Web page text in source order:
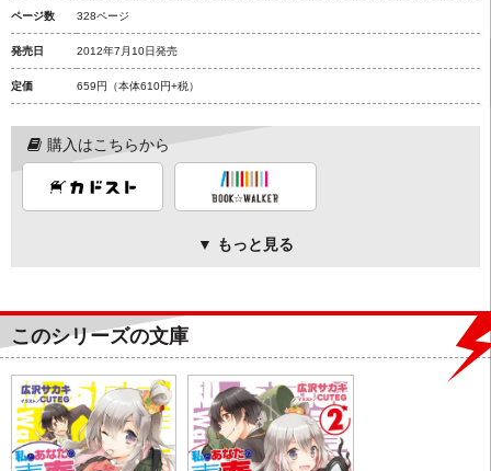
ページ数 328ページ
発売日 2012年7月10日発売
定価 659円 （本体610円+税）
購入はこちらから
▼ もっと見る
このシリーズの文庫